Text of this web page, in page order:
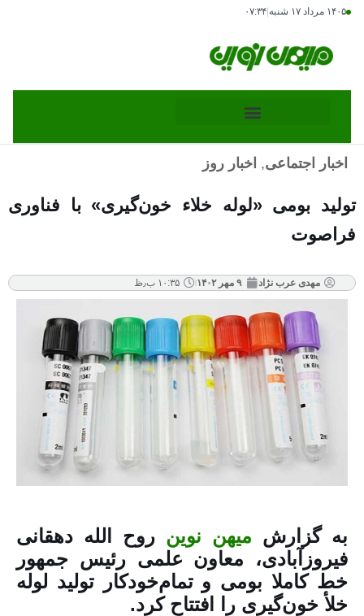
۱۴۰۵ مرداد ۱۷ شنبه ۰۷:۳۴
اخبار اجتماعی, اخبار روز
تولید بومی «لوله خلاء خون‌گیری» با فناوری
فراصوت
مهدی عرب نژاد ۹ مهر ۱۴۰۲ ۱۰:۳۵ ب٫ظ
به گزارش میهن نوین روح الله دهقانی
فیروزآبادی، معاون علمی رئیس‌ جمهور
خط کاملا بومی و تمام‌خودکار تولید لوله
خلأ خون‌گیری را افتتاح کرد.